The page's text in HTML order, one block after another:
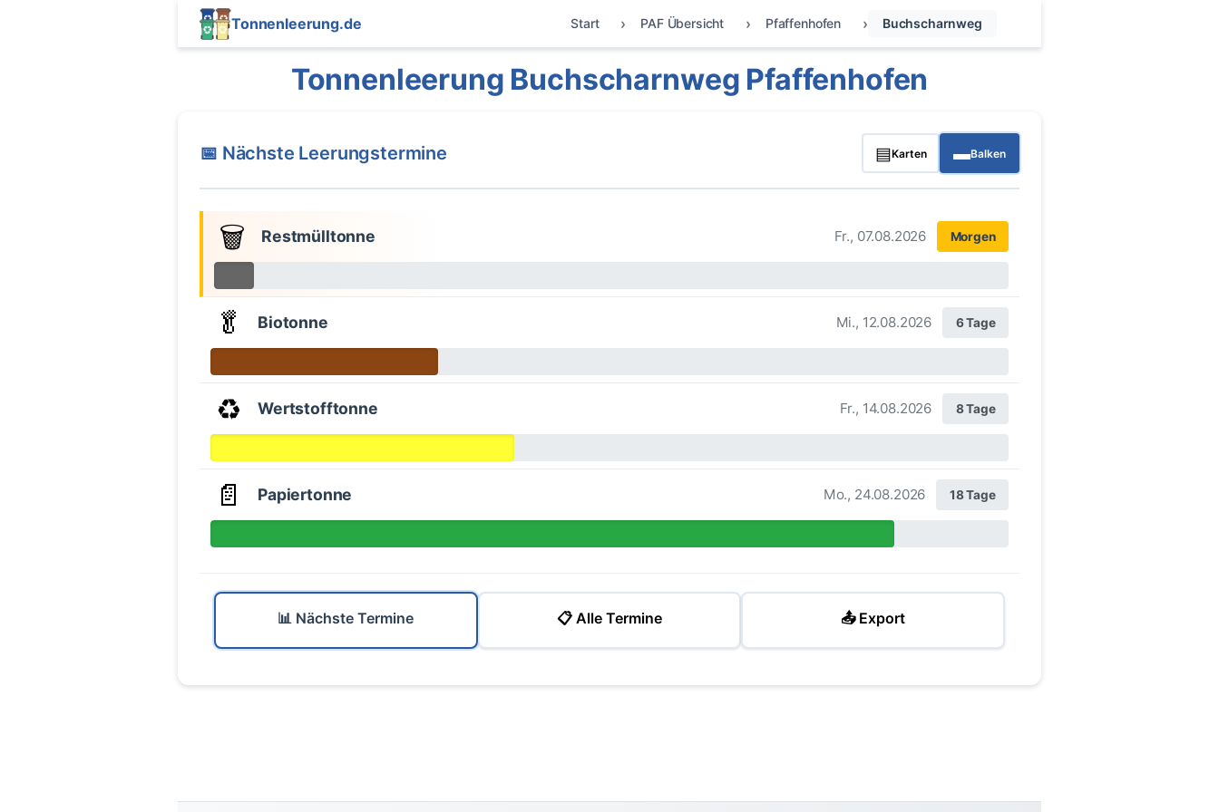
Tonnenleerung.de Start PAF Übersicht Pfaffenhofen Buchscharnweg
Tonnenleerung Buchscharnweg Pfaffenhofen
📅 Nächste Leerungstermine ▤Karten ▬Balken
🗑️ Restmülltonne Fr., 07.08.2026 Morgen
🥬 Biotonne Mi., 12.08.2026 6 Tage
♻️ Wertstofftonne Fr., 14.08.2026 8 Tage
📄 Papiertonne Mo., 24.08.2026 18 Tage
📊 Nächste Termine 📋 Alle Termine 📤 Export